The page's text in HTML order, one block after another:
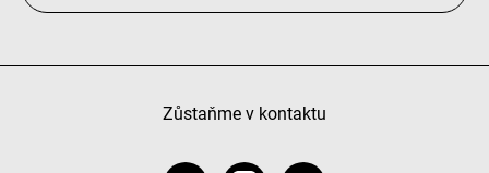
Zůstaňme v kontaktu